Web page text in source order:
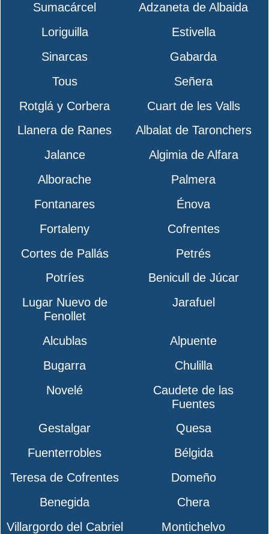
Sumacárcel
Adzaneta de Albaida
Loriguilla
Estivella
Sinarcas
Gabarda
Tous
Señera
Rotglá y Corbera
Cuart de les Valls
Llanera de Ranes
Albalat de Taronchers
Jalance
Algimia de Alfara
Alborache
Palmera
Fontanares
Énova
Fortaleny
Cofrentes
Cortes de Pallás
Petrés
Potríes
Benicull de Júcar
Lugar Nuevo de
Fenollet
Jarafuel
Alcublas
Alpuente
Bugarra
Chulilla
Novelé
Caudete de las
Fuentes
Gestalgar
Quesa
Fuenterrobles
Bélgida
Teresa de Cofrentes
Domeño
Benegida
Chera
Villargordo del Cabriel
Montichelvo